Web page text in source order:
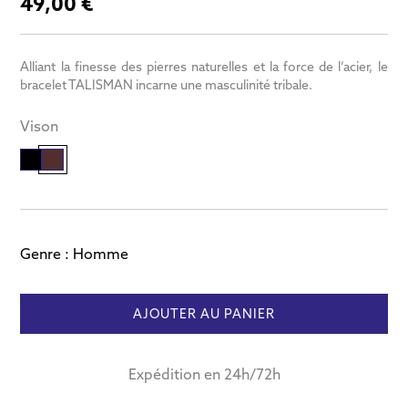
Alliant la finesse des pierres naturelles et la force de l’acier, le
bracelet TALISMAN incarne une masculinité tribale.
Vison
Genre : Homme
AJOUTER AU PANIER
Expédition en 24h/72h